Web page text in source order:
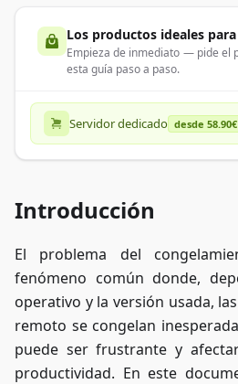
Los productos ideales
Empieza de inmediato — pide el
esta guía paso a paso.
Servidor dedicado desde 58.90€
Introducción
El problema del
fenómeno común donde,
operativo y la versión usada,
remoto se congelan
puede ser frustrante y
productividad. En este